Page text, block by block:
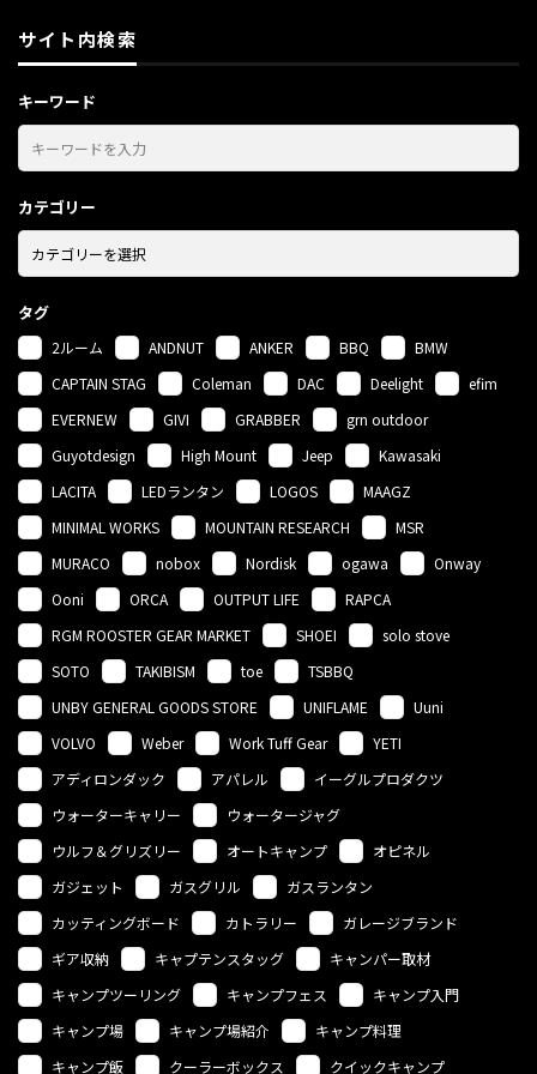
サイト内検索
キーワード
カテゴリー
タグ
2ルーム ANDNUT ANKER BBQ
BMW
CAPTAIN STAG
Coleman DAC Deelight
efim
EVERNEW
GIVI GRABBER
grn outdoor
Guyotdesign
High Mount Jeep
Kawasaki
LACITA
LEDランタン LOGOS
MAAGZ
MINIMAL WORKS
MOUNTAIN RESEARCH
MSR
MURACO
nobox Nordisk ogawa
Onway
Ooni
ORCA OUTPUT LIFE
RAPCA
RGM ROOSTER GEAR MARKET
SHOEI
solo stove
SOTO
TAKIBISM toe
TSBBQ
UNBY GENERAL GOODS STORE
UNIFLAME
Uuni
VOLVO
Weber Work Tuff Gear
YETI
アディロンダック
アパレル
イーグルプロダクツ
ウォーターキャリー
ウォータージャグ
ウルフ＆グリズリー
オートキャンプ
オピネル
ガジェット
ガスグリル
ガスランタン
カッティングボード
カトラリー
ガレージブランド
ギア収納
キャプテンスタッグ
キャンパー取材
キャンプツーリング
キャンプフェス
キャンプ入門
キャンプ場
キャンプ場紹介
キャンプ料理
キャンプ飯
クーラーボックス
クイックキャンプ